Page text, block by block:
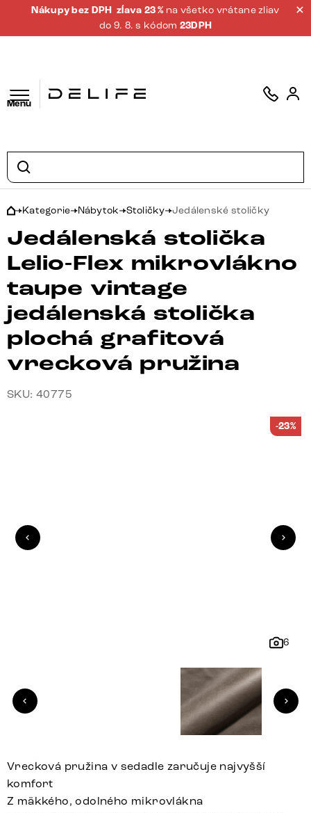
Nákupy bez DPH zĺava 23 % na všetko vrátane zliav
do 9. 8. s kódom 23DPH
Menu
Kategorie Nábytok Stoličky Jedálenské stoličky
Jedálenská stolička
Lelio-Flex mikrovlákno
taupe vintage
jedálenská stolička
plochá grafitová
vrecková pružina
SKU: 40775
6
-23%
Vrecková pružina v sedadle zaručuje najvyšší
komfort
Z mäkkého, odolného mikrovlákna